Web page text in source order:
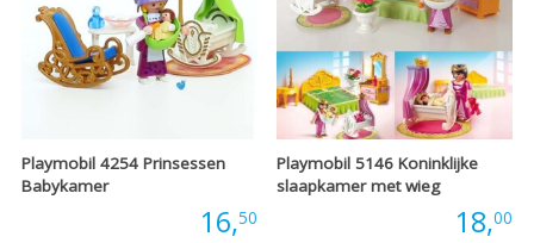
Playmobil 4254 Prinsessen
Babykamer
16,50
Playmobil 5146 Koninklijke
slaapkamer met wieg
18,00